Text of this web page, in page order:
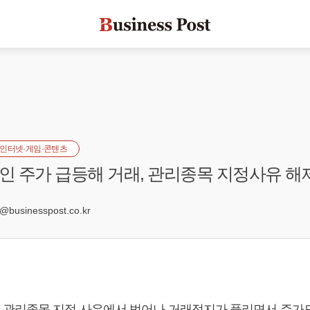
인터넷·게임·콘텐츠
주가 급등해 거래, 관리종목 지정사유 해